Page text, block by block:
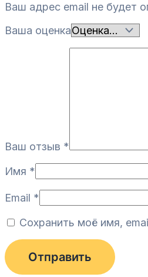
Ваш адрес email не будет
Ваша оценка
Ваш отзыв *
Имя *
Email *
Сохранить моё имя,